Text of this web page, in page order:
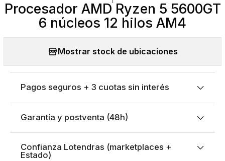
Procesador AMD Ryzen 5 5600GT
6 núcleos 12 hilos AM4
Mostrar stock de ubicaciones
Pagos seguros + 3 cuotas sin interés
Garantía y postventa (48h)
Confianza Lotendras (marketplaces +
Estado)